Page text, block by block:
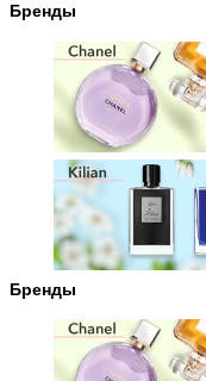
Бренды
Бренды